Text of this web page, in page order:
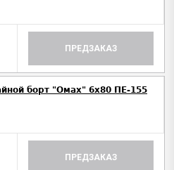
ПРЕДЗАКАЗ
борт "Омах" 6х80 ПЕ-155
ПРЕДЗАКАЗ